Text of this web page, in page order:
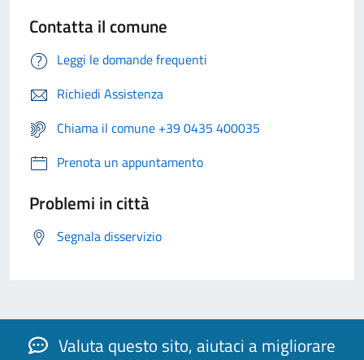
Contatta il comune
Leggi le domande frequenti
Richiedi Assistenza
Chiama il comune +39 0435 400035
Prenota un appuntamento
Problemi in città
Segnala disservizio
Valuta questo sito, aiutaci a migliorare